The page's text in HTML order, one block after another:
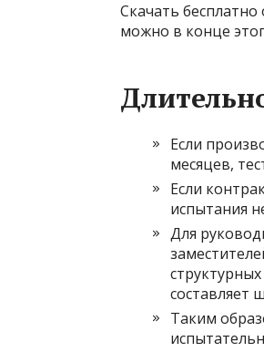
Скачать
можно в конце
Если
месяцев,
Если
испытания
Для
составляет
Таким